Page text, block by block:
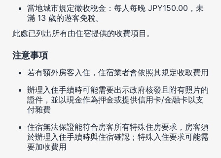
當地城市規定徵收稅金：每人每晚 JPY150.00，未
滿 13 歲的遊客免稅。
此處已列出所有由住宿提供的收費項目。
注意事項
若有額外房客入住，住宿業者會依照其規定收取費用
辦理入住手續時可能需要出示政府核發且附有照片的
證件，並以現金作為押金或提供信用卡/金融卡以支
付雜費
住宿無法保證能符合房客所有特殊住房要求，房客須
於辦理入住手續時與住宿確認；特殊入住要求可能需
要加收費用